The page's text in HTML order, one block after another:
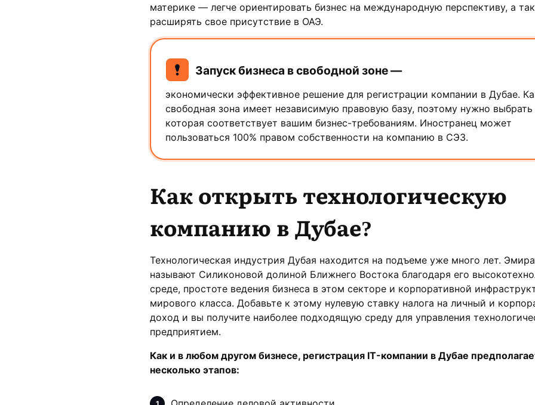
материке — легче ориентировать бизнес на международную перспективу, а
расширять свое присутствие в ОАЭ.
Запуск бизнеса в свободной зоне —
экономически эффективное решение для регистрации компании в Дубае.
свободная зона имеет независимую правовую базу, поэтому нужно выбрать
которая соответствует вашим бизнес-требованиям. Иностранец может
пользоваться 100% правом собственности на компанию в СЭЗ.
Как открыть технологическую
компанию в Дубае?
Технологическая индустрия Дубая находится на подъеме уже много лет.
называют Силиконовой долиной Ближнего Востока благодаря его
среде, простоте ведения бизнеса в этом секторе и корпоративной
мирового класса. Добавьте к этому нулевую ставку налога на личный и
доход и вы получите наиболее подходящую среду для управления
предприятием.
Как и в любом другом бизнесе, регистрация IT-компании в Дубае
несколько этапов: